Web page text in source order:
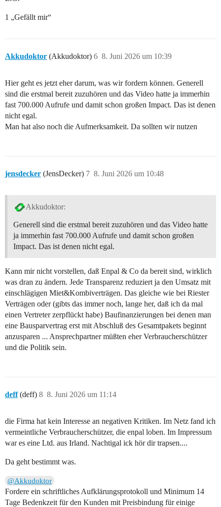
1 „Gefällt mir“
Akkudoktor (Akkudoktor) 8. Juni 2026 um 10:39
6
Hier geht es jetzt eher darum, was wir fordern können. Generell
sind die erstmal bereit zuzuhören und das Video hatte ja immerhin
fast 700.000 Aufrufe und damit schon großen Impact. Das ist denen
nicht egal.
Man hat also noch die Aufmerksamkeit. Da sollten wir nutzen
jensdecker (JensDecker) 8. Juni 2026 um 10:48
7
Akkudoktor:
Generell sind die erstmal bereit zuzuhören und das Video hatte
ja immerhin fast 700.000 Aufrufe und damit schon großen
Impact. Das ist denen nicht egal.
Kann mir nicht vorstellen, daß Enpal & Co da bereit sind, wirklich
was dran zu ändern. Jede Transparenz reduziert ja den Umsatz mit
einschlägigen Miet&Kombiverträgen. Das gleiche wie bei Riester
Verträgen oder (gibts das immer noch, lange her, daß ich da mal
einen Vertreter zerpflückt habe) Baufinanzierungen bei denen man
eine Bausparvertrag erst mit Abschluß des Gesamtpakets beginnt
anzusparen ... Ansprechpartner müßten eher Verbraucherschützer
und die Politik sein.
deff (deff) 8. Juni 2026 um 11:14
8
die Firma hat kein Interesse an negativen Kritiken. Im Netz fand ich
vermeintliche Verbraucherschützer, die enpal loben. Im Impressum
war es eine Ltd. aus Irland. Nachtigal ick hör dir trapsen....
Da geht bestimmt was.
@Akkudoktor
Fordere ein schriftliches Aufklärungsprotokoll und Minimum 14
Tage Bedenkzeit für den Kunden mit Preisbindung für einige